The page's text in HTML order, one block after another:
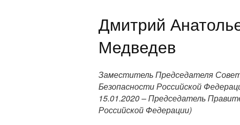
Дмитрий
Медведев
Заместитель Председателя
Безопасности Российской
15.01.2020 – Председатель
Российской Федерации)